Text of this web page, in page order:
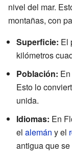
nivel del mar.
montañas, con
Superficie: El
kilómetros
Población:
Esto lo
unida.
Idiomas: En
el alemán y el
antigua que